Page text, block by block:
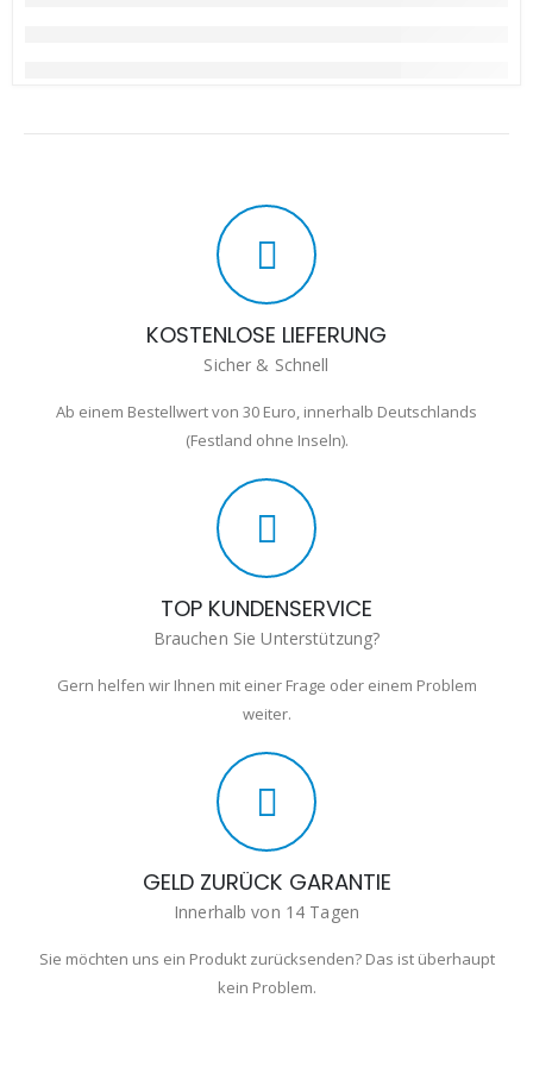
KOSTENLOSE LIEFERUNG
Sicher & Schnell
Ab einem Bestellwert von 30 Euro, innerhalb Deutschlands
(Festland ohne Inseln).
TOP KUNDENSERVICE
Brauchen Sie Unterstützung?
Gern helfen wir Ihnen mit einer Frage oder einem Problem
weiter.
GELD ZURÜCK GARANTIE
Innerhalb von 14 Tagen
Sie möchten uns ein Produkt zurücksenden? Das ist überhaupt
kein Problem.